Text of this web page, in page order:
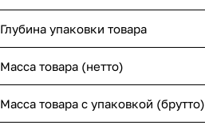
Глубина упаковки товара
Масса товара (нетто)
Масса товара с упаковкой (брутто)